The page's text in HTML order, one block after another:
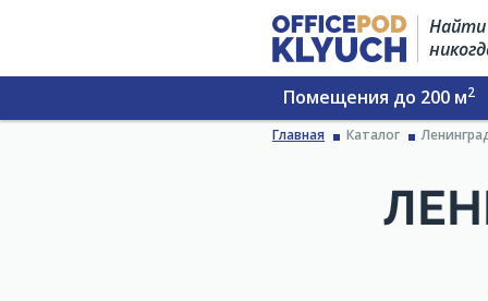
Найти
Помещения до 200 м2
Главная Каталог